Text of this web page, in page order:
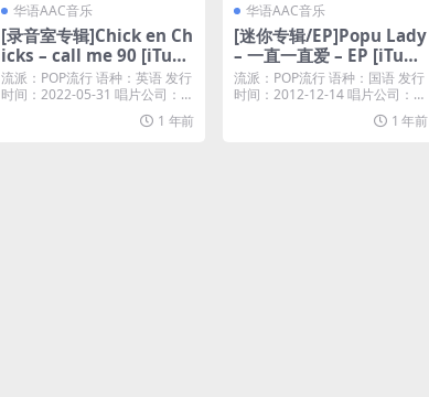
华语AAC音乐
[录音室专辑]Chick en Ch
icks – call me 90 [iTune
s Plus M4A]
流派：POP流行 语种：英语 发行
时间：2022-05-31 唱片公司：St
1 年前
华语AAC音乐
[迷你专辑/EP]Popu Lady
– 一直一直爱 – EP [iTune
s Plus M4A]
流派：POP流行 语种：国语 发行
时间：2012-12-14 唱片公司：华
1 年前